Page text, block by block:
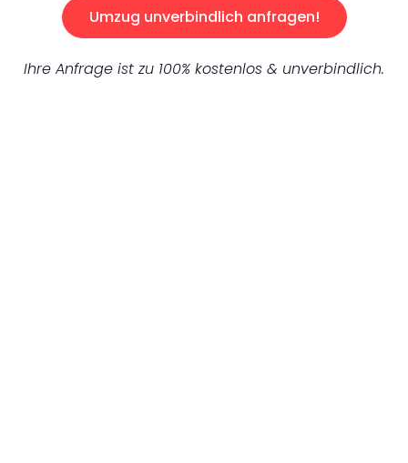
Umzug unverbindlich anfragen!
Ihre Anfrage ist zu 100% kostenlos & unverbindlich.